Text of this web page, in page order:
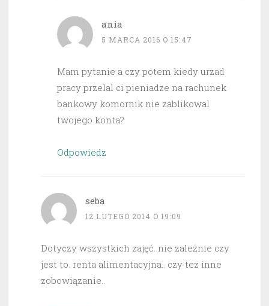
ania
5 MARCA 2016 O 15:47
Mam pytanie a czy potem kiedy urzad
pracy przelal ci pieniadze na rachunek
bankowy komornik nie zablikowal
twojego konta?
Odpowiedz
seba
12 LUTEGO 2014 O 19:09
Dotyczy wszystkich zajęć. nie zależnie czy
jest to. renta alimentacyjna.. czy tez inne
zobowiązanie..